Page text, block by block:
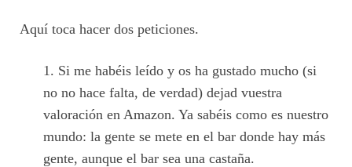
Aquí toca hacer dos peticiones.
Si me habéis leído y os ha gustado mucho (si
no no hace falta, de verdad) dejad vuestra
valoración en Amazon. Ya sabéis como es nuestro
mundo: la gente se mete en el bar donde hay más
gente, aunque el bar sea una castaña.